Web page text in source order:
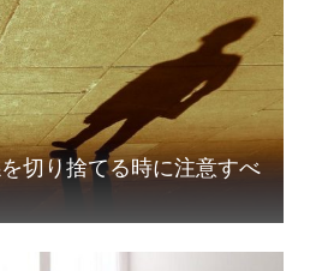
切り捨てる時に注意すべ